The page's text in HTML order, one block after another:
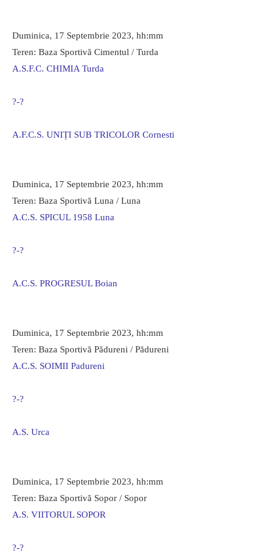
Duminica, 17 Septembrie 2023, hh:mm
Teren: Baza Sportivă Cimentul / Turda
A.S.F.C. CHIMIA Turda
?-?
A.F.C.S. UNIȚI SUB TRICOLOR Cornesti
Duminica, 17 Septembrie 2023, hh:mm
Teren: Baza Sportivă Luna / Luna
A.C.S. SPICUL 1958 Luna
?-?
A.C.S. PROGRESUL Boian
Duminica, 17 Septembrie 2023, hh:mm
Teren: Baza Sportivă Pădureni / Pădureni
A.C.S. SOIMII Padureni
?-?
A.S. Urca
Duminica, 17 Septembrie 2023, hh:mm
Teren: Baza Sportivă Sopor / Sopor
A.S. VIITORUL SOPOR
?-?